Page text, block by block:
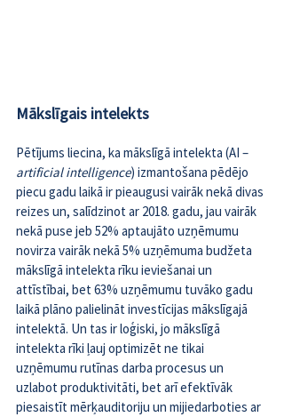
Mākslīgais intelekts
Pētījums liecina, ka mākslīgā intelekta (AI –
artificial intelligence) izmantošana pēdējo
piecu gadu laikā ir pieaugusi vairāk nekā divas
reizes un, salīdzinot ar 2018. gadu, jau vairāk
nekā puse jeb 52% aptaujāto uzņēmumu
novirza vairāk nekā 5% uzņēmuma budžeta
mākslīgā intelekta rīku ieviešanai un
attīstībai, bet 63% uzņēmumu tuvāko gadu
laikā plāno palielināt investīcijas mākslīgajā
intelektā. Un tas ir loģiski, jo mākslīgā
intelekta rīki ļauj optimizēt ne tikai
uzņēmumu rutīnas darba procesus un
uzlabot produktivitāti, bet arī efektīvāk
piesaistīt mērķauditoriju un mijiedarboties ar